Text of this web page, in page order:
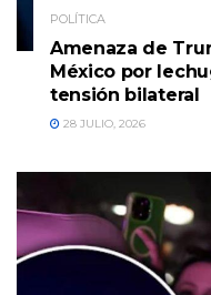
POLÍTICA
Amenaza de
México por
tensión bilateral
28 JULIO, 2026